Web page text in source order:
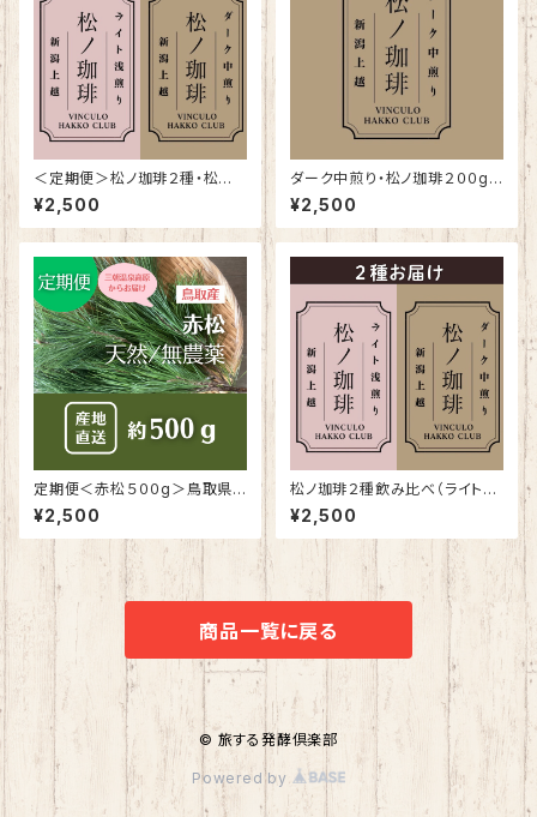
＜定期便＞松ノ珈琲２種・松の
効能＋抗酸化力アップ！VINCU
LOコラボ コーヒー
¥2,500
ダーク中煎り・松ノ珈琲２００g・
心と体をととのえるブレンド
¥2,500
定期便＜赤松５００g＞鳥取県
三朝温泉（４−12月）＆岩手南部
（１−3月）
¥2,500
松ノ珈琲２種飲み比べ（ライト＆
ダーク） 心と体をととのえるブ
レンド
¥2,500
商品一覧に戻る
© 旅する発酵倶楽部
Powered by